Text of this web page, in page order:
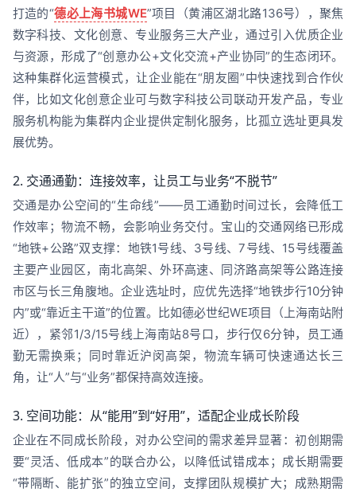
打造的“德必上海书城WE”项目（黄浦区湖北路136号），聚焦
数字科技、文化创意、专业服务三大产业，通过引入优质企业
与资源，形成了“创意办公+文化交流+产业协同”的生态闭环。
这种集群化运营模式，让企业能在“朋友圈”中快速找到合作伙
伴，比如文化创意企业可与数字科技公司联动开发产品，专业
服务机构能为集群内企业提供定制化服务，比孤立选址更具发
展优势。
2. 交通通勤：连接效率，让员工与业务“不脱节”
交通是办公空间的“生命线”——员工通勤时间过长，会降低工
作效率；物流不畅，会影响业务交付。宝山的交通网络已形成
“地铁+公路”双支撑：地铁1号线、3号线、7号线、15号线覆盖
主要产业园区，南北高架、外环高速、同济路高架等公路连接
市区与长三角腹地。企业选址时，应优先选择“地铁步行10分钟
内”或“靠近主干道”的位置。比如德必世纪WE项目（上海南站附
近），紧邻1/3/15号线上海南站8号口，步行仅6分钟，员工通
勤无需换乘；同时靠近沪闵高架，物流车辆可快速通达长三
角，让“人”与“业务”都保持高效连接。
3. 空间功能：从“能用”到“好用”，适配企业成长阶段
企业在不同成长阶段，对办公空间的需求差异显著：初创期需
要“灵活、低成本”的联合办公，以降低试错成本；成长期需要
“带隔断、能扩张”的独立空间，支撑团队规模扩大；成熟期需